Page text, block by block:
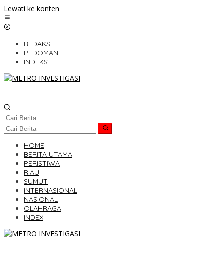
Lewati ke konten
REDAKSI
PEDOMAN
INDEKS
HOME
BERITA UTAMA
PERISTIWA
RIAU
SUMUT
INTERNASIONAL
NASIONAL
OLAHRAGA
INDEX